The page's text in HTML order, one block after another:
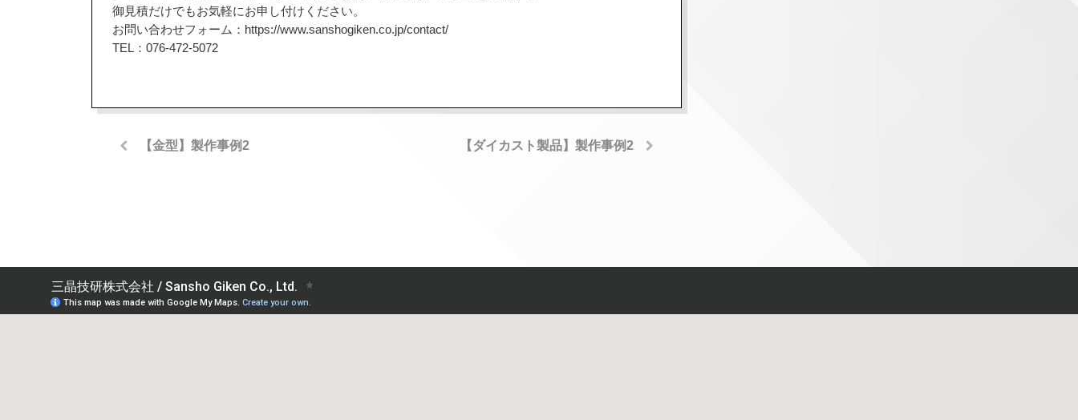
御見積だけでもお気軽にお申し付けください。
お問い合わせフォーム：https://www.sanshogiken.co.jp/contact/
TEL：076-472-5072
【金型】製作事例2 【ダイカスト製品】製作事例2